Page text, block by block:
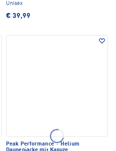
Unisex
€ 39,99
Peak Performance·Helium